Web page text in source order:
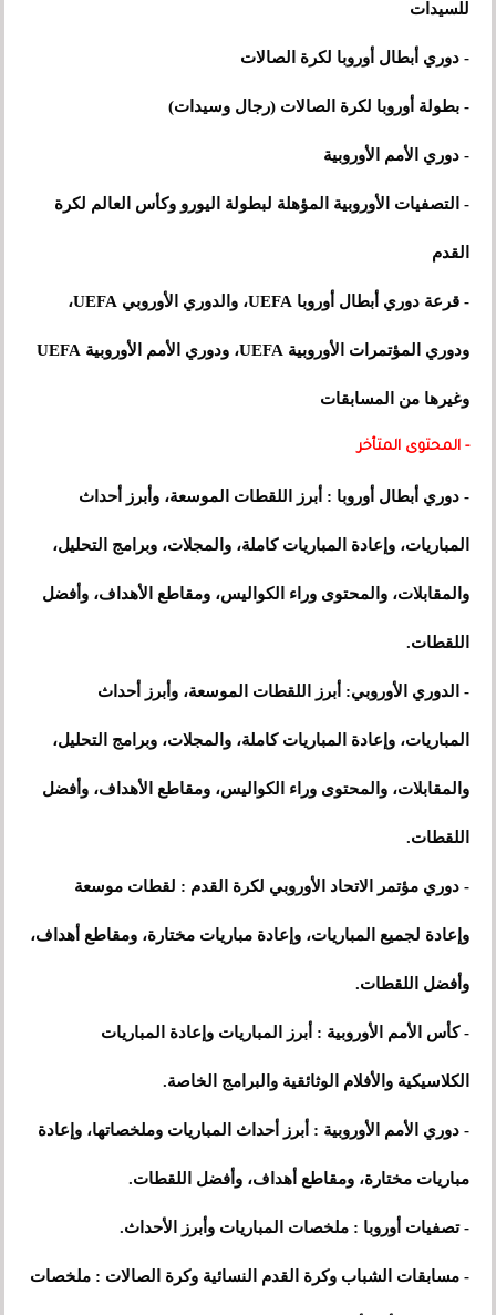
للسيدات
- دوري أبطال أوروبا لكرة الصالات
- بطولة أوروبا لكرة الصالات (رجال وسيدات)
- دوري الأمم الأوروبية
- التصفيات الأوروبية المؤهلة لبطولة اليورو وكأس العالم لكرة
القدم
- قرعة دوري أبطال أوروبا UEFA، والدوري الأوروبي UEFA،
ودوري المؤتمرات الأوروبية UEFA، ودوري الأمم الأوروبية UEFA
وغيرها من المسابقات
- المحتوى المتأخر
- دوري أبطال أوروبا : أبرز اللقطات الموسعة، وأبرز أحداث
المباريات، وإعادة المباريات كاملة، والمجلات، وبرامج التحليل،
والمقابلات، والمحتوى وراء الكواليس، ومقاطع الأهداف، وأفضل
اللقطات.
- الدوري الأوروبي: أبرز اللقطات الموسعة، وأبرز أحداث
المباريات، وإعادة المباريات كاملة، والمجلات، وبرامج التحليل،
والمقابلات، والمحتوى وراء الكواليس، ومقاطع الأهداف، وأفضل
اللقطات.
- دوري مؤتمر الاتحاد الأوروبي لكرة القدم : لقطات موسعة
وإعادة لجميع المباريات، وإعادة مباريات مختارة، ومقاطع أهداف،
وأفضل اللقطات.
- كأس الأمم الأوروبية : أبرز المباريات وإعادة المباريات
الكلاسيكية والأفلام الوثائقية والبرامج الخاصة.
- دوري الأمم الأوروبية : أبرز أحداث المباريات وملخصاتها، وإعادة
مباريات مختارة، ومقاطع أهداف، وأفضل اللقطات.
- تصفيات أوروبا : ملخصات المباريات وأبرز الأحداث.
- مسابقات الشباب وكرة القدم النسائية وكرة الصالات : ملخصات